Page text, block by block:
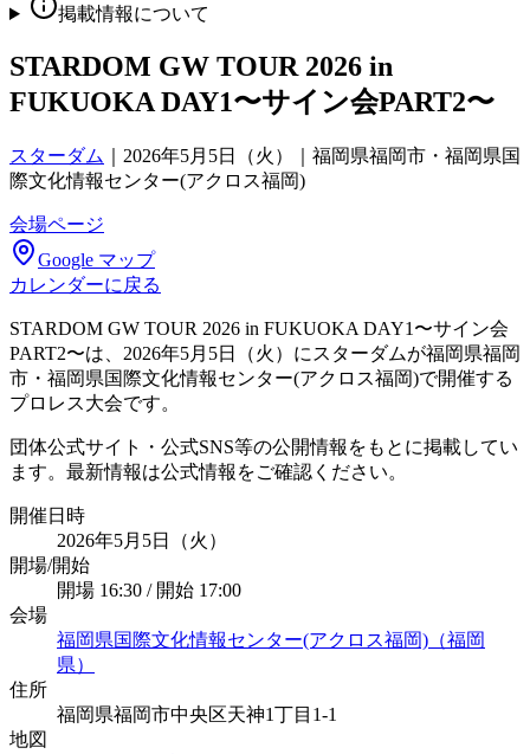
掲載情報について
STARDOM GW TOUR 2026 in
FUKUOKA DAY1〜サイン会PART2〜
スターダム
2026年5月5日（火）｜福岡県福岡市・福岡県国
際文化情報センター(アクロス福岡)
会場ページ
Google マップ
カレンダーに戻る
STARDOM GW TOUR 2026 in FUKUOKA DAY1〜サイン会
PART2〜は、2026年5月5日（火）にスターダムが福岡県福岡
市・福岡県国際文化情報センター(アクロス福岡)で開催する
プロレス大会です。
団体公式サイト・公式SNS等の公開情報をもとに掲載してい
ます。最新情報は公式情報をご確認ください。
開催日時
2026年5月5日（火）
開場/開始
開場 16:30 / 開始 17:00
会場
福岡県国際文化情報センター(アクロス福岡)（福岡
県）
住所
福岡県福岡市中央区天神1丁目1-1
地図